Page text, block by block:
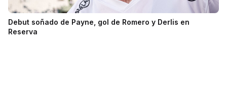
Debut soñado de Payne, gol de Romero y Derlis en
Reserva